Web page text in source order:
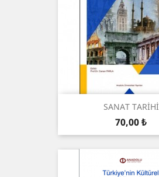
SANAT TARİHİ
Prix
70,00 ₺